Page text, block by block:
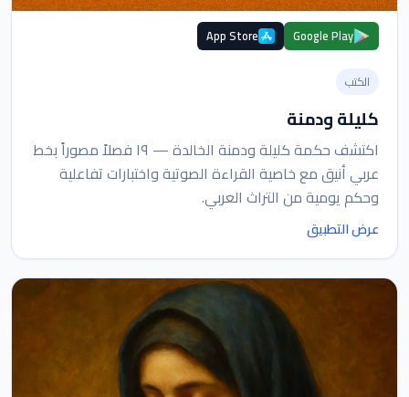
Google Play
App Store
الكتب
كليلة ودمنة
اكتشف حكمة كليلة ودمنة الخالدة — ١٩ فصلاً مصوراً بخط
عربي أنيق مع خاصية القراءة الصوتية واختبارات تفاعلية
وحكم يومية من التراث العربي.
عرض التطبيق